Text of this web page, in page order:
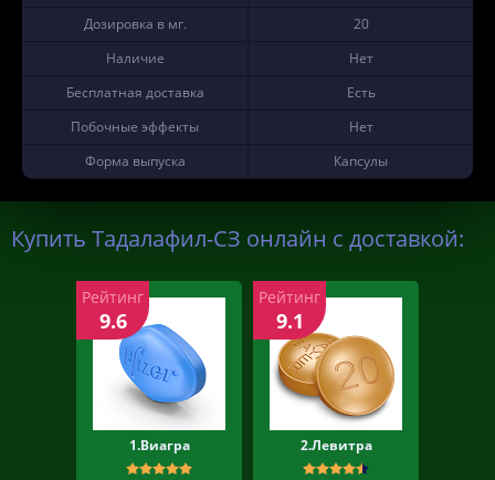
Дозировка в мг.
20
Наличие
Нет
Бесплатная доставка
Есть
Побочные эффекты
Нет
Форма выпуска
Капсулы
Купить Тадалафил-СЗ онлайн с доставкой:
1.Виагра
Рейтинг
9.6
2.Левитра
Рейтинг
9.1